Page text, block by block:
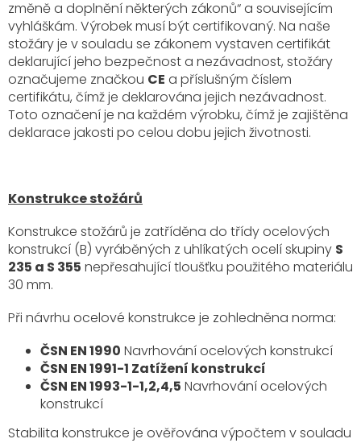
změně a doplnění některých zákonů“ a souvisejícím
vyhláškám. Výrobek musí být certifikovaný. Na naše
stožáry je v souladu se zákonem vystaven certifikát
deklarující jeho bezpečnost a nezávadnost, stožáry
označujeme značkou CE a příslušným číslem
certifikátu, čímž je deklarována jejich nezávadnost.
Toto označení je na každém výrobku, čímž je zajištěna
deklarace jakosti po celou dobu jejich životnosti.
Konstrukce stožárů
Konstrukce stožárů je zatříděna do třídy ocelových
konstrukcí (B) vyráběných z uhlíkatých ocelí skupiny S
235 a S 355 nepřesahující tloušťku použitého materiálu
30 mm.
Při návrhu ocelové konstrukce je zohledněna norma:
ČSN EN 1990 Navrhování ocelových konstrukcí
ČSN EN 1991-1 Zatížení konstrukcí
ČSN EN 1993-1-1,2,4,5 Navrhování ocelových
konstrukcí
Stabilita konstrukce je ověřována výpočtem v souladu